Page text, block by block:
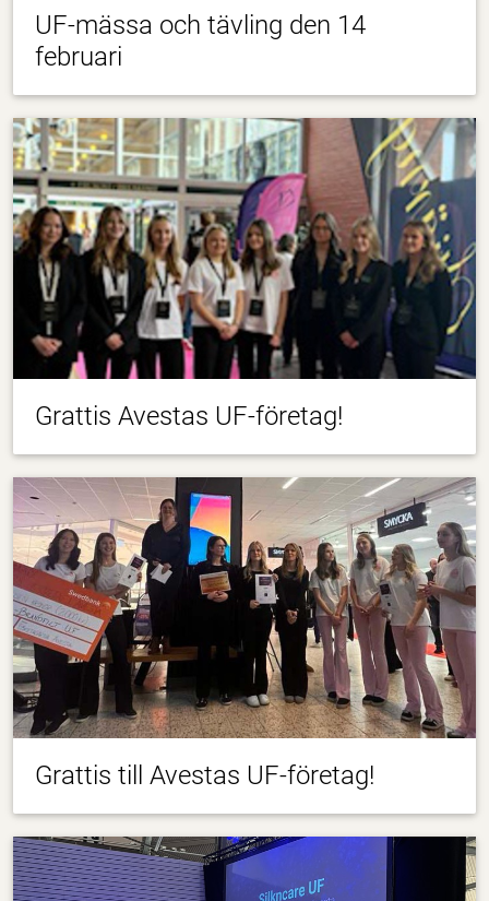
UF-mässa och tävling den 14
februari
Grattis Avestas UF-företag!
Grattis till Avestas UF-företag!